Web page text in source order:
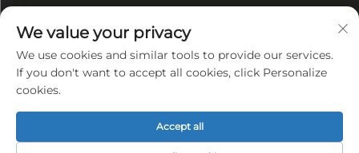
OM VIRKSOMHEDEN
Virksomhedsprofil
Privatlivspolitik
We value your privacy
We use cookies and similar tools to provide our services.
If you don't want to accept all cookies, click Personalize
cookies.
Accept all